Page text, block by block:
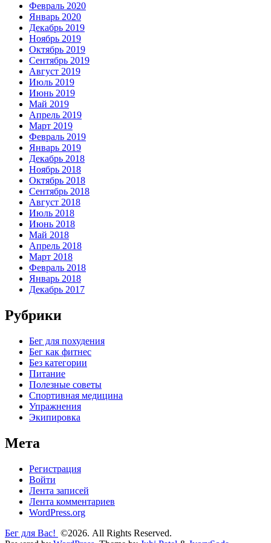
Февраль 2020
Январь 2020
Декабрь 2019
Ноябрь 2019
Октябрь 2019
Сентябрь 2019
Август 2019
Июль 2019
Июнь 2019
Май 2019
Апрель 2019
Март 2019
Февраль 2019
Январь 2019
Декабрь 2018
Ноябрь 2018
Октябрь 2018
Сентябрь 2018
Август 2018
Июль 2018
Июнь 2018
Май 2018
Апрель 2018
Март 2018
Февраль 2018
Январь 2018
Декабрь 2017
Рубрики
Бег для похудения
Бег как фитнес
Без категории
Питание
Полезные советы
Спортивная медицина
Упражнения
Экипировка
Мета
Регистрация
Войти
Лента записей
Лента комментариев
WordPress.org
Бег для Вас! ©2026. All Rights Reserved.